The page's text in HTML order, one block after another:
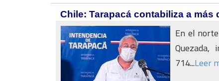
Chile: Tarapacá contabiliza a
En el
714...Leer